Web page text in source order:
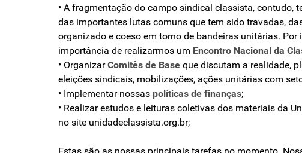
• A fragmentação do campo sindical classista,
das importantes lutas comuns que tem sido travadas,
organizado e coeso em torno de bandeiras unitárias.
importância de realizarmos um Encontro Nacional da
• OrganizarComitês de Base que discutam a realidade,
eleições sindicais, mobilizações, ações unitárias com
• Implementar nossas políticas de finanças;
• Realizar estudos e leituras coletivas dos materiais da
no site unidadeclassista.org.br;